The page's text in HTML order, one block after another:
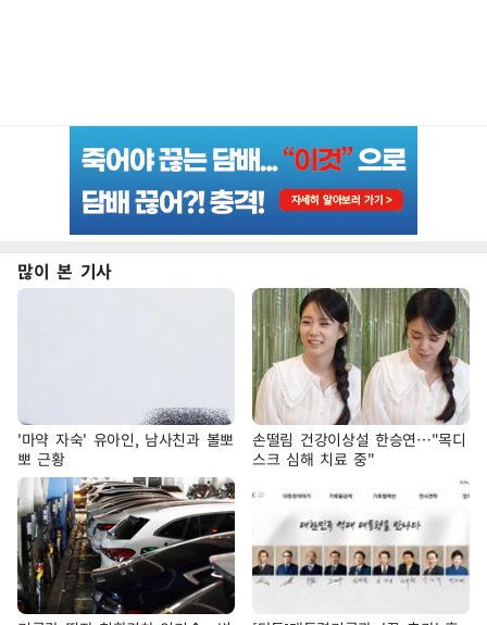
많이 본 기사
'마약 자숙' 유아인, 남사친과 볼뽀
뽀 근황
손떨림 건강이상설 한승연…"목디
스크 심해 치료 중"